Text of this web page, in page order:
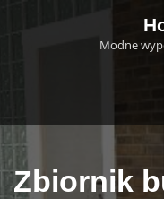
Modne
Zbiornik